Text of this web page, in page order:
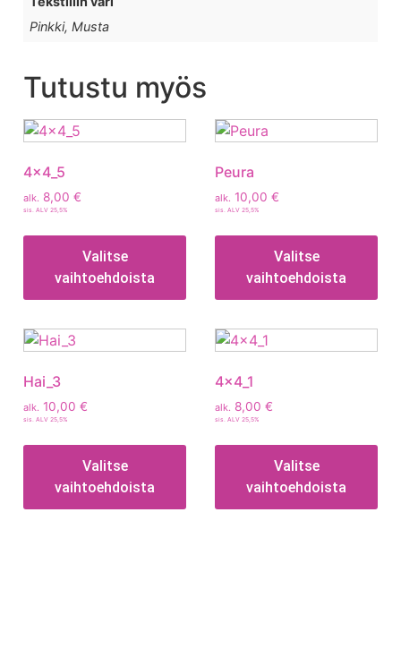
Pinkki, Musta
Tutustu myös
4x4_5
alk. 8,00 €
sis. ALV 25,5%
Valitse
vaihtoehdoista
Peura
alk. 10,00 €
sis. ALV 25,5%
Valitse
vaihtoehdoista
Hai_3
alk. 10,00 €
sis. ALV 25,5%
Valitse
vaihtoehdoista
4x4_1
alk. 8,00 €
sis. ALV 25,5%
Valitse
vaihtoehdoista